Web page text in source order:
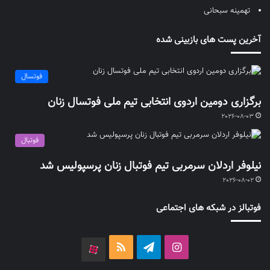
تهمینه سبحانی
آخرین پست های بازبینی شده
فوتسال
برگزاری دومین اردوی انتخابی تیم ملی فوتسال زنان
2026-08-03
فوتبال
نیلوفر اردلان سرمربی تیم فوتبال زنان پرسپولیس شد
2026-08-02
فوتبالز در شبکه های اجتماعی
اینستاگرامتلگرام خوراک